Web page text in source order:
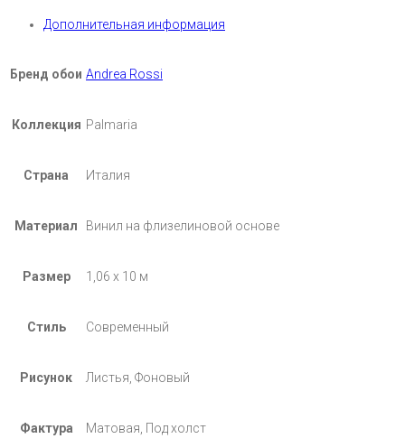
Дополнительная информация
Бренд обои Andrea Rossi
Коллекция Palmaria
Страна Италия
Материал Винил на флизелиновой основе
Размер 1,06 х 10 м
Стиль Современный
Рисунок Листья, Фоновый
Фактура Матовая, Под холст